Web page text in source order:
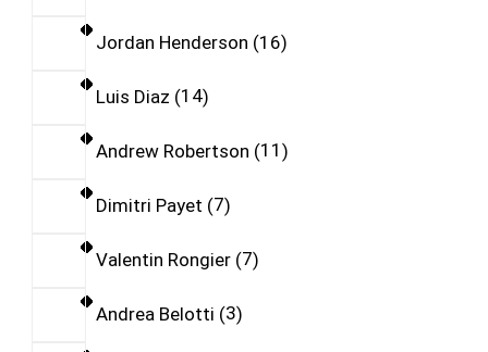
Jordan Henderson 16
Luis Diaz 14
Andrew Robertson 11
Dimitri Payet 7
Valentin Rongier 7
Andrea Belotti 3